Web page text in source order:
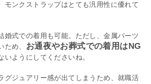
モンクストラップはとても汎用性に優れて
婚式での着用も可能。ただし、金属パーツ
ため、 お通夜やお葬式での着用はNG
いようにしてくださいね。
グジュアリー感が出てしまうため、就職活